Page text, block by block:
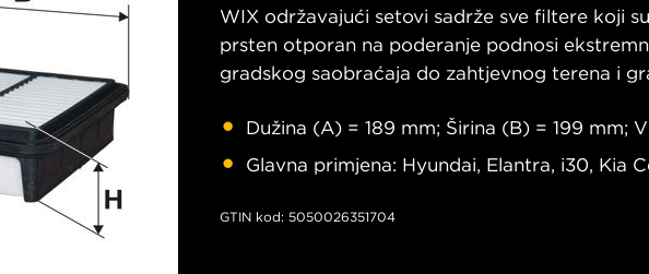
WIX održavajući setovi sadrže sve filtere koji
prsten otporan na poderanje podnosi
gradskog saobraćaja do zahtjevnog terena i
Dužina (A) = 189 mm; Širina (B) = 199 mm;
Glavna primjena: Hyundai, Elantra, i30, Kia
GTIN kod: 5050026351704